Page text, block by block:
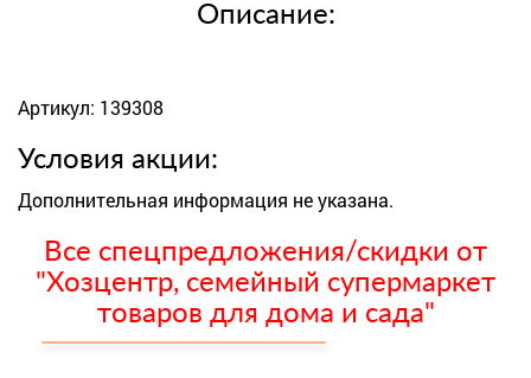
Описание:
Артикул: 139308
Условия акции:
Дополнительная информация не указана.
Все спецпредложения/скидки от
"Хозцентр, семейный супермаркет
товаров для дома и сада"